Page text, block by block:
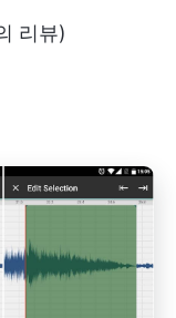
리뷰)